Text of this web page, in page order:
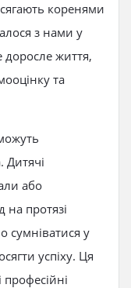
коренями
з нами у
життя,
та
Дитячі
або
на протязі
сумніватися у
успіху. Ця